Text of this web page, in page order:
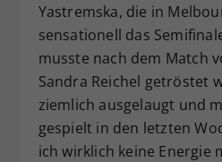
Yastremska, die in
sensationell das
musste nach dem Match
Sandra Reichel getröstet
ziemlich ausgelaugt und
gespielt in den letzten
ich wirklich keine Energie